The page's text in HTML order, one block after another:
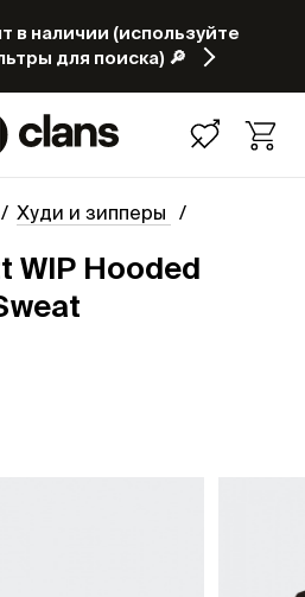
в наличии (используйте
для поиска) 🔎
Худи и зипперы
WIP Hooded